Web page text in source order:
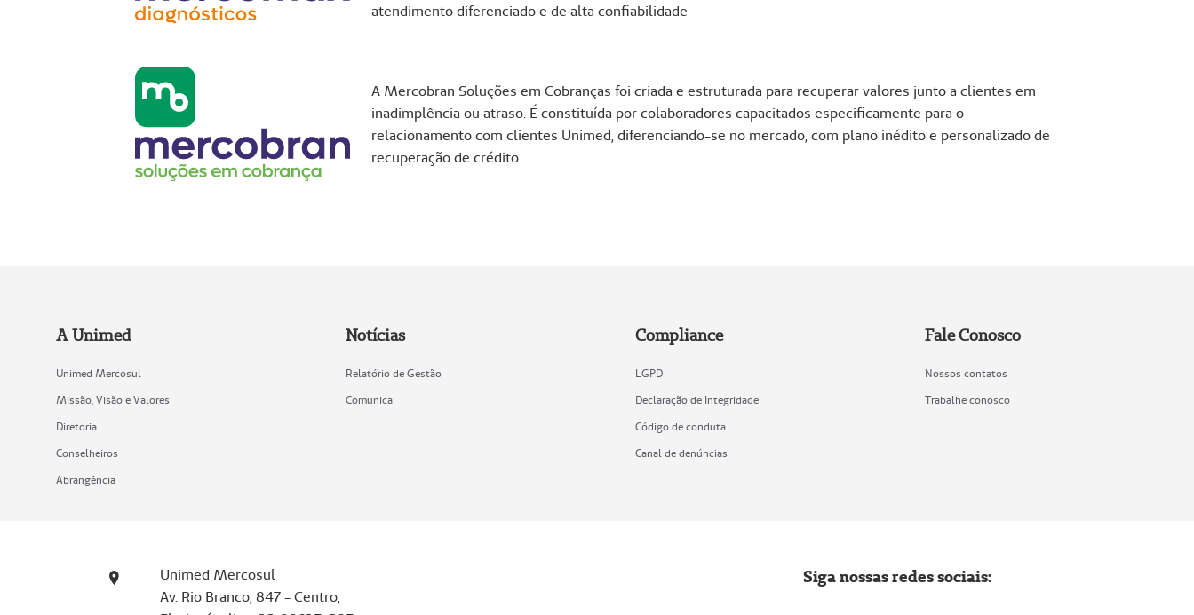
atendimento diferenciado e de alta confiabilidade
A Mercobran Soluções em Cobranças foi criada e estruturada para recuperar valores junto a clientes em
inadimplência ou atraso. É constituída por colaboradores capacitados especificamente para o
relacionamento com clientes Unimed, diferenciando-se no mercado, com plano inédito e personalizado de
recuperação de crédito.
A Unimed
Unimed Mercosul
Missão, Visão e Valores
Diretoria
Conselheiros
Abrangência
Notícias
Relatório de Gestão
Comunica
Compliance
LGPD
Declaração de Integridade
Código de conduta
Canal de denúncias
Fale Conosco
Nossos contatos
Trabalhe conosco
Unimed Mercosul
Av. Rio Branco, 847 - Centro,
Siga nossas redes sociais: